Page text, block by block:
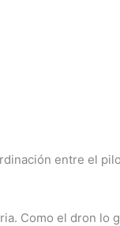
entre el
Como el dron lo